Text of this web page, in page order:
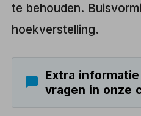
te behouden.
hoekverstelling.
Extra
vragen in onze